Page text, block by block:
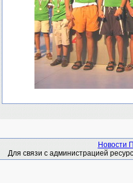
Новости
Для связи с администрацией